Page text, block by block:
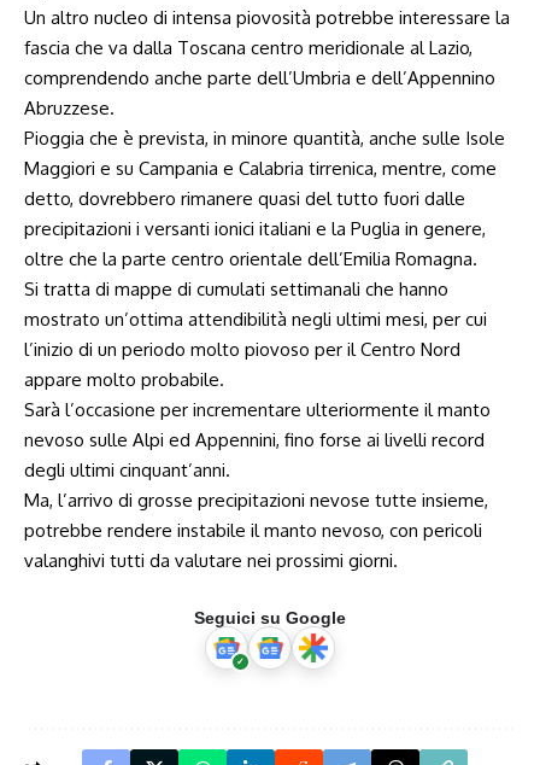
Un altro nucleo di intensa piovosità potrebbe interessare la
fascia che va dalla Toscana centro meridionale al Lazio,
comprendendo anche parte dell’Umbria e dell’Appennino
Abruzzese.
Pioggia che è prevista, in minore quantità, anche sulle Isole
Maggiori e su Campania e Calabria tirrenica, mentre, come
detto, dovrebbero rimanere quasi del tutto fuori dalle
precipitazioni i versanti ionici italiani e la Puglia in genere,
oltre che la parte centro orientale dell’Emilia Romagna.
Si tratta di mappe di cumulati settimanali che hanno
mostrato un’ottima attendibilità negli ultimi mesi, per cui
l’inizio di un periodo molto piovoso per il Centro Nord
appare molto probabile.
Sarà l’occasione per incrementare ulteriormente il manto
nevoso sulle Alpi ed Appennini, fino forse ai livelli record
degli ultimi cinquant’anni.
Ma, l’arrivo di grosse precipitazioni nevose tutte insieme,
potrebbe rendere instabile il manto nevoso, con pericoli
valanghivi tutti da valutare nei prossimi giorni.
Seguici su Google